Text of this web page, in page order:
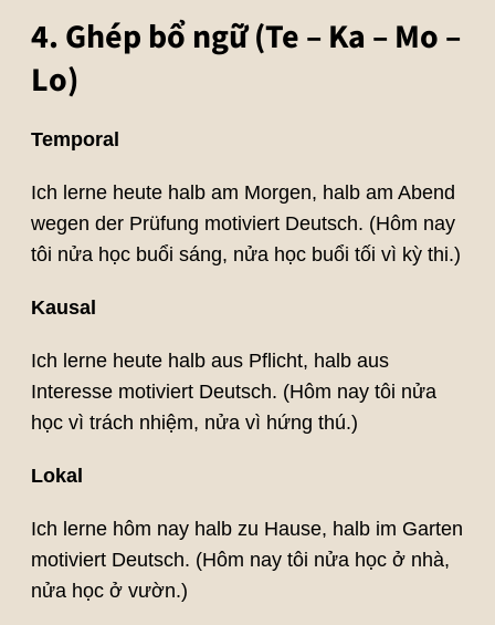
4. Ghép bổ ngữ (Te – Ka – Mo –
Lo)
Temporal
Ich lerne heute halb am Morgen, halb am Abend
wegen der Prüfung motiviert Deutsch. (Hôm nay
tôi nửa học buổi sáng, nửa học buổi tối vì kỳ thi.)
Kausal
Ich lerne heute halb aus Pflicht, halb aus
Interesse motiviert Deutsch. (Hôm nay tôi nửa
học vì trách nhiệm, nửa vì hứng thú.)
Lokal
Ich lerne hôm nay halb zu Hause, halb im Garten
motiviert Deutsch. (Hôm nay tôi nửa học ở nhà,
nửa học ở vườn.)